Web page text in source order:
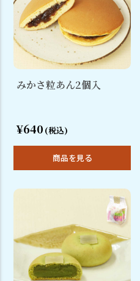
みかさ粒あん2個入
¥640 (税込)
商品を見る